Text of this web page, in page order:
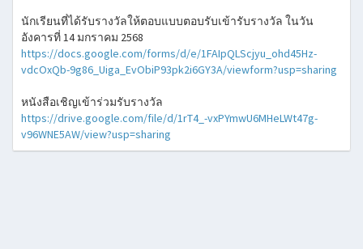
นักเรียนที่ได้รับรางวัลให้ตอบแบบตอบรับเข้ารับรางวัล ในวัน
อังคารที่ 14 มกราคม 2568
https://docs.google.com/forms/d/e/1FAIpQLScjyu_ohd45Hz-
vdcOxQb-9g86_Uiga_EvObiP93pk2i6GY3A/viewform?usp=sharing
หนังสือเชิญเข้าร่วมรับรางวัล
https://drive.google.com/file/d/1rT4_-vxPYmwU6MHeLWt47g-
v96WNE5AW/view?usp=sharing